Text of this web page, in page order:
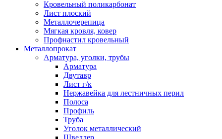
Кровельный поликарбонат
Лист плоский
Металлочерепица
Мягкая кровля, ковер
Профнастил кровельный
Металлопрокат
Арматура, уголки, трубы
Арматура
Двутавр
Лист г/к
Нержавейка для лестничных перил
Полоса
Профиль
Труба
Уголок металлический
Швеллер